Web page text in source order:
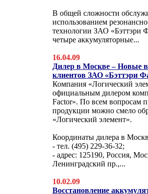
В общей сложности
использованием
технологии ЗАО «Бэттэри
четыре аккумуляторные...
16.04.09
Дилер в Москве – Новые
клиентов ЗАО «Бэттэри
Компания «Логический
официальным дилером
Factor». По всем вопросам
продукции можно смело
«Логический элемент».
Координаты дилера в
- тел. (495) 229-36-32;
- адрес: 125190, Россия,
Ленинградский пр.,...
10.02.09
Восстановление